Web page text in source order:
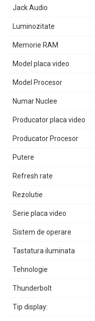
Jack Audio
Luminozitate
Memorie RAM
Model placa video
Model Procesor
Numar Nuclee
Producator placa video
Producator Procesor
Putere
Refresh rate
Rezolutie
Serie placa video
Sistem de operare
Tastatura iluminata
Tehnologie
Thunderbolt
Tip display: